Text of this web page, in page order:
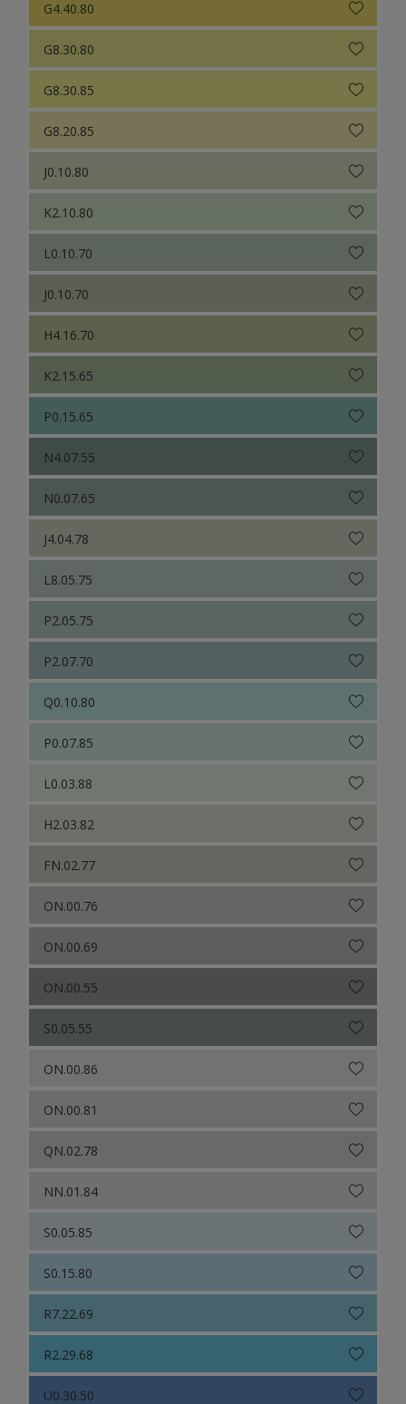
G4.40.80
G8.30.80
G8.30.85
G8.20.85
J0.10.80
K2.10.80
L0.10.70
J0.10.70
H4.16.70
K2.15.65
P0.15.65
N4.07.55
N0.07.65
J4.04.78
L8.05.75
P2.05.75
P2.07.70
Q0.10.80
P0.07.85
L0.03.88
H2.03.82
FN.02.77
ON.00.76
ON.00.69
ON.00.55
S0.05.55
ON.00.86
ON.00.81
QN.02.78
NN.01.84
S0.05.85
S0.15.80
R7.22.69
R2.29.68
U0.30.50